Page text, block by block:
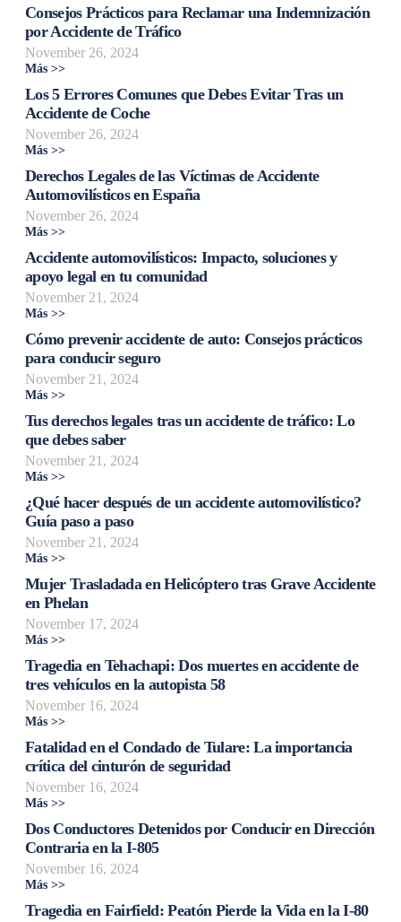
Consejos Prácticos para Reclamar una Indemnización
por Accidente de Tráfico
November 26, 2024
Más >>
Los 5 Errores Comunes que Debes Evitar Tras un
Accidente de Coche
November 26, 2024
Más >>
Derechos Legales de las Víctimas de Accidente
Automovilísticos en España
November 26, 2024
Más >>
Accidente automovilísticos: Impacto, soluciones y
apoyo legal en tu comunidad
November 21, 2024
Más >>
Cómo prevenir accidente de auto: Consejos prácticos
para conducir seguro
November 21, 2024
Más >>
Tus derechos legales tras un accidente de tráfico: Lo
que debes saber
November 21, 2024
Más >>
¿Qué hacer después de un accidente automovilístico?
Guía paso a paso
November 21, 2024
Más >>
Mujer Trasladada en Helicóptero tras Grave Accidente
en Phelan
November 17, 2024
Más >>
Tragedia en Tehachapi: Dos muertes en accidente de
tres vehículos en la autopista 58
November 16, 2024
Más >>
Fatalidad en el Condado de Tulare: La importancia
crítica del cinturón de seguridad
November 16, 2024
Más >>
Dos Conductores Detenidos por Conducir en Dirección
Contraria en la I-805
November 16, 2024
Más >>
Tragedia en Fairfield: Peatón Pierde la Vida en la I-80